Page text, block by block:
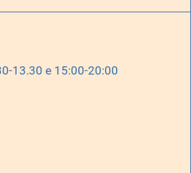
13.30 e 15:00-20:00